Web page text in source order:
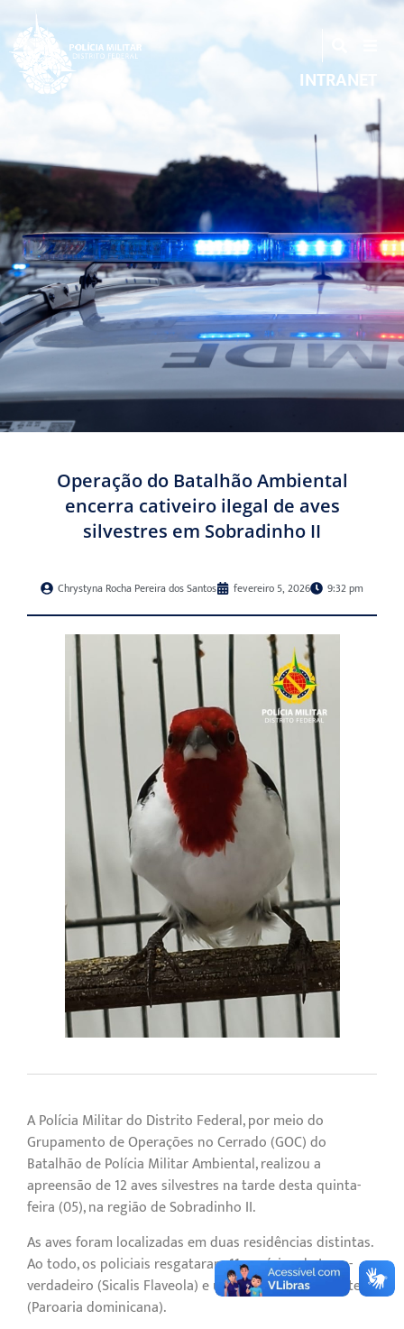
INTRANET
Operação do Batalhão Ambiental
encerra cativeiro ilegal de aves
silvestres em Sobradinho II
Chrystyna Rocha Pereira dos Santos fevereiro 5, 2026 9:32 pm
A Polícia Militar do Distrito Federal, por meio do
Grupamento de Operações no Cerrado (GOC) do
Batalhão de Polícia Militar Ambiental, realizou a
apreensão de 12 aves silvestres na tarde desta quinta-
feira (05), na região de Sobradinho II.
As aves foram localizadas em duas residências distintas.
Ao todo, os policiais resgataram 11 canários-da-terra-
verdadeiro (Sicalis Flaveola) e um cardeal-do-nordeste
(Paroaria dominicana).